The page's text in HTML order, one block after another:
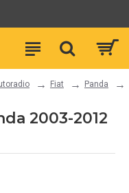
Fiat Panda
2003-2012